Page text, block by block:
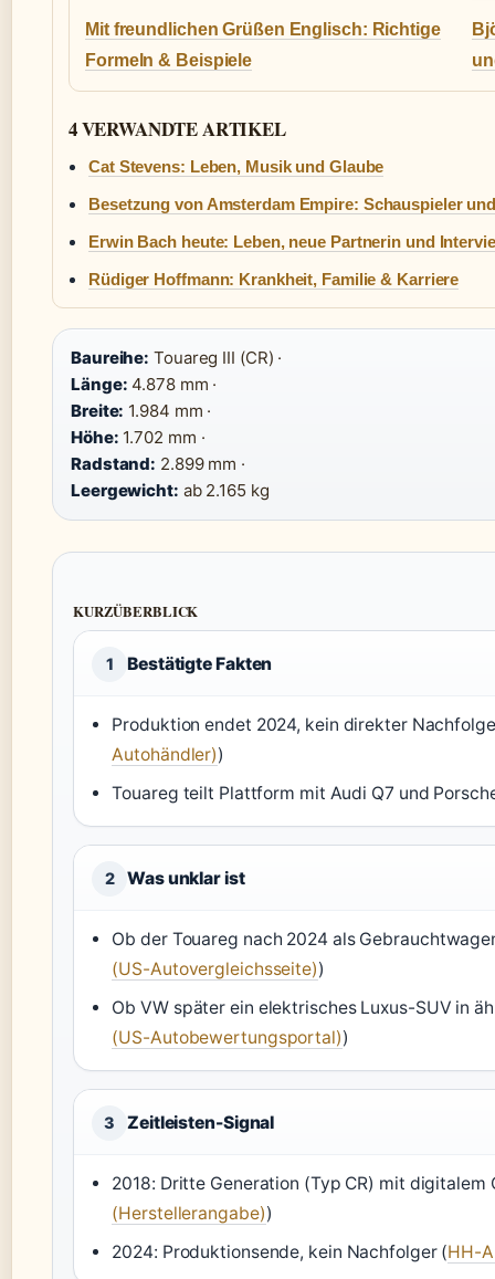
Mit freundlichen Grüßen Englisch: Richtige
Formeln & Beispiele
4 VERWANDTE ARTIKEL
Cat Stevens: Leben, Musik und Glaube
Besetzung von Amsterdam Empire: Schauspieler
Erwin Bach heute: Leben, neue Partnerin und
Rüdiger Hoffmann: Krankheit, Familie & Karriere
Baureihe: Touareg III (CR) ·
Länge: 4.878 mm ·
Breite: 1.984 mm ·
Höhe: 1.702 mm ·
Radstand: 2.899 mm ·
Leergewicht: ab 2.165 kg
KURZÜBERBLICK
1 Bestätigte Fakten
Produktion endet 2024, kein direkter
Autohändler))
Touareg teilt Plattform mit Audi Q7 und
2 Was unklar ist
Ob der Touareg nach 2024 als
(US-Autovergleichsseite))
Ob VW später ein elektrisches Luxus-SUV in
(US-Autobewertungsportal))
3 Zeitleisten-Signal
2018: Dritte Generation (Typ CR) mit
(Herstellerangabe))
2024: Produktionsende, kein Nachfolger (HH-